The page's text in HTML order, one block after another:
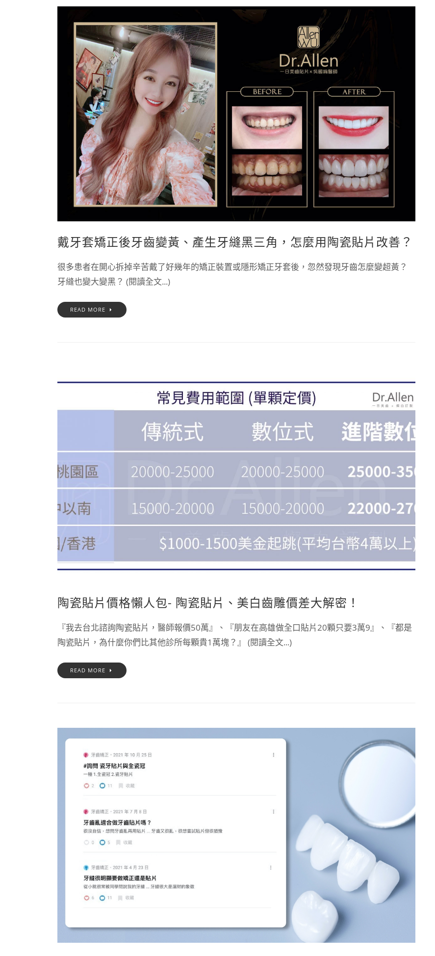
戴牙套矯正後牙齒變黃、產生牙縫黑三角，怎麼用陶瓷貼片改善？
很多患者在開心拆掉辛苦戴了好幾年的矯正裝置或隱形矯正牙套後，忽然發現牙齒怎麼變超黃？
牙縫也變大變黑？ (閱讀全文...)
READ MORE
陶瓷貼片價格懶人包- 陶瓷貼片、美白齒雕價差大解密！
『我去台北諮詢陶瓷貼片，醫師報價50萬』、『朋友在高雄做全口貼片20顆只要3萬9』、『都是
陶瓷貼片，為什麼你們比其他診所每顆貴1萬塊？』 (閱讀全文...)
READ MORE